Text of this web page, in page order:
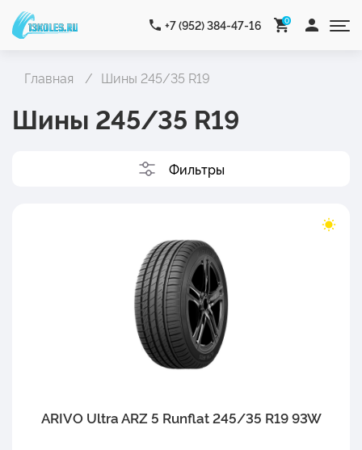
+7 (952) 384-47-16 0
Главная Шины 245/35 R19
Шины 245/35 R19
Фильтры
ARIVO Ultra ARZ 5 Runflat 245/35 R19 93W